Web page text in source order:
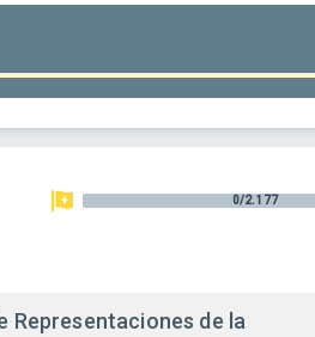
0/2.177
Representaciones de la